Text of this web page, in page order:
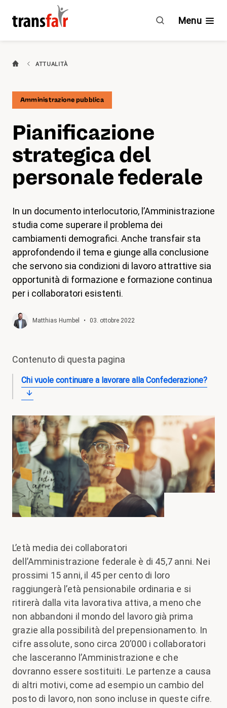
strategica
personale
magazine
Shop
Contatto
Iniziativa per un congedo familiare
Il mio apprendistato. I miei diritti.
Categorie
Impegno
Chi è transfair?
Vantaggi
Menu
ATTUALITÀ
Amministrazione pubblica
Pia­ni­fi­ca­zione
strategica del
personale federale
In un documento interlocutorio, l’Amministrazione
studia come superare il problema dei
cambiamenti demografici. Anche transfair sta
approfondendo il tema e giunge alla conclusione
che servono sia condizioni di lavoro attrattive sia
opportunità di formazione e formazione continua
per i collaboratori esistenti.
Matthias Humbel • 03. ottobre 2022
Contenuto di questa pagina
Chi vuole continuare a lavorare alla Confederazione?
L’età media dei collaboratori
dell’Amministrazione federale è di 45,7 anni. Nei
prossimi 15 anni, il 45 per cento di loro
raggiungerà l’età pensionabile ordinaria e si
ritirerà dalla vita lavorativa attiva, a meno che
non abbandoni il mondo del lavoro già prima
grazie alla possibilità del prepensionamento. In
cifre assolute, sono circa 20’000 i collaboratori
che lasceranno l’Amministrazione e che
dovranno essere sostituiti. Le partenze a causa
di altri motivi, come ad esempio un cambio del
posto di lavoro, non sono incluse in queste cifre.